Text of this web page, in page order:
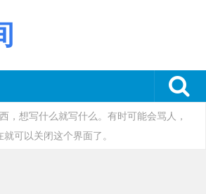
，想写什么就写什么。有时可能会骂人，
可以关闭这个界面了。